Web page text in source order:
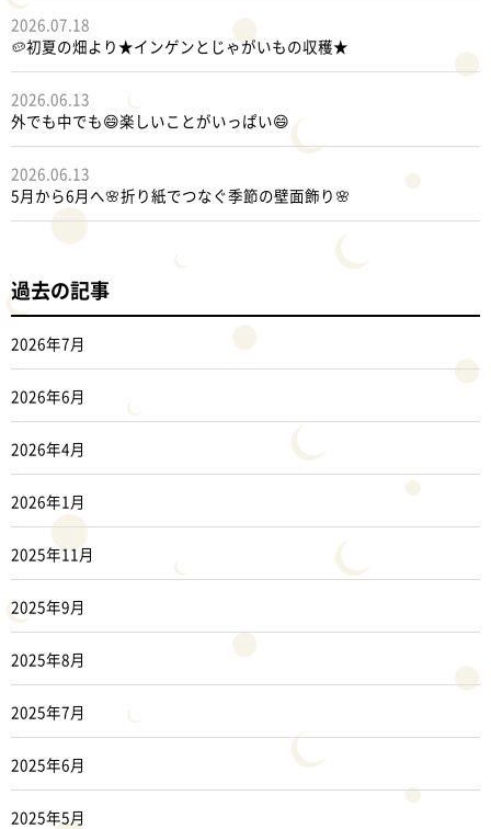
2026.07.18
🥔初夏の畑より★インゲンとじゃがいもの収穫★
2026.06.13
外でも中でも😄楽しいことがいっぱい😄
2026.06.13
5月から6月へ🌸折り紙でつなぐ季節の壁面飾り🌸
過去の記事
2026年7月
2026年6月
2026年4月
2026年1月
2025年11月
2025年9月
2025年8月
2025年7月
2025年6月
2025年5月